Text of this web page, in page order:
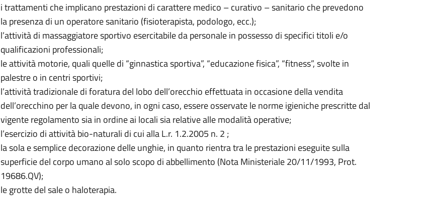
i trattamenti che implicano prestazioni di carattere medico – curativo – sanitario che prevedono
la presenza di un operatore sanitario (fisioterapista, podologo, ecc.);
l’attività di massaggiatore sportivo esercitabile da personale in possesso di specifici titoli e/o
qualificazioni professionali;
le attività motorie, quali quelle di “ginnastica sportiva”, “educazione fisica”, “fitness”, svolte in
palestre o in centri sportivi;
l’attività tradizionale di foratura del lobo dell’orecchio effettuata in occasione della vendita
dell’orecchino per la quale devono, in ogni caso, essere osservate le norme igieniche prescritte dal
vigente regolamento sia in ordine ai locali sia relative alle modalità operative;
l’esercizio di attività bio-naturali di cui alla L.r. 1.2.2005 n. 2 ;
la sola e semplice decorazione delle unghie, in quanto rientra tra le prestazioni eseguite sulla
superficie del corpo umano al solo scopo di abbellimento (Nota Ministeriale 20/11/1993, Prot.
19686.QV);
le grotte del sale o haloterapia.